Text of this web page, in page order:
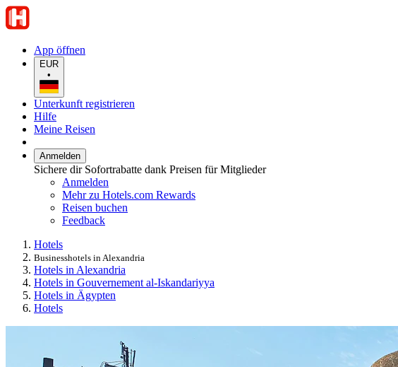
App öffnen
EUR
•
Unterkunft registrieren
Hilfe
Meine Reisen
Anmelden
Sichere dir Sofortrabatte dank Preisen für Mitglieder
Anmelden
Mehr zu Hotels.com Rewards
Reisen buchen
Feedback
Hotels
Businesshotels in Alexandria
Hotels in Alexandria
Hotels in Gouvernement al-Iskandariyya
Hotels in Ägypten
Hotels